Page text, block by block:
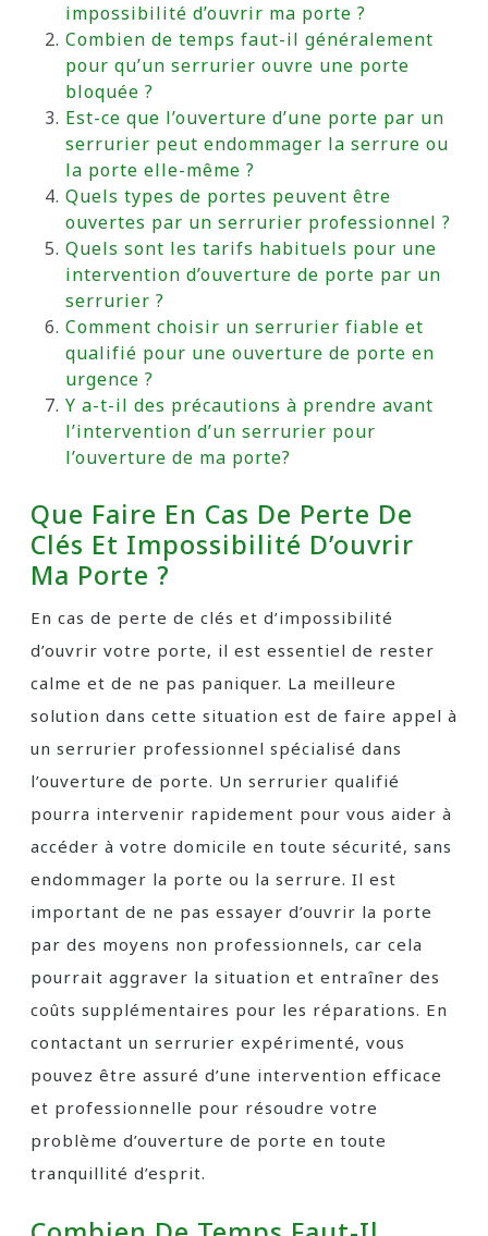
impossibilité d’ouvrir ma porte ?
Combien de temps faut-il généralement
pour qu’un serrurier ouvre une porte
bloquée ?
Est-ce que l’ouverture d’une porte par un
serrurier peut endommager la serrure ou
la porte elle-même ?
Quels types de portes peuvent être
ouvertes par un serrurier professionnel ?
Quels sont les tarifs habituels pour une
intervention d’ouverture de porte par un
serrurier ?
Comment choisir un serrurier fiable et
qualifié pour une ouverture de porte en
urgence ?
Y a-t-il des précautions à prendre avant
l’intervention d’un serrurier pour
l’ouverture de ma porte?
Que Faire En Cas De Perte De
Clés Et Impossibilité D’ouvrir
Ma Porte ?
En cas de perte de clés et d’impossibilité
d’ouvrir votre porte, il est essentiel de rester
calme et de ne pas paniquer. La meilleure
solution dans cette situation est de faire appel à
un serrurier professionnel spécialisé dans
l’ouverture de porte. Un serrurier qualifié
pourra intervenir rapidement pour vous aider à
accéder à votre domicile en toute sécurité, sans
endommager la porte ou la serrure. Il est
important de ne pas essayer d’ouvrir la porte
par des moyens non professionnels, car cela
pourrait aggraver la situation et entraîner des
coûts supplémentaires pour les réparations. En
contactant un serrurier expérimenté, vous
pouvez être assuré d’une intervention efficace
et professionnelle pour résoudre votre
problème d’ouverture de porte en toute
tranquillité d’esprit.